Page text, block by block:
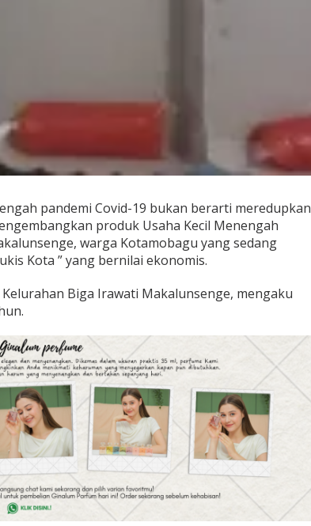
pandemi Covid-19 bukan berarti meredupkan
produk Usaha Kecil Menengah
warga Kotamobagu yang sedang
Kota ” yang bernilai ekonomis.
Biga Irawati Makalunsenge, mengaku